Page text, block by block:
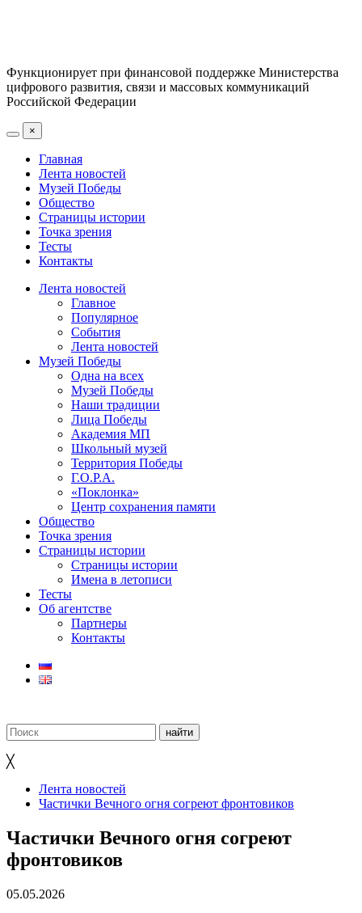
Функционирует при финансовой поддержке Министерства
цифрового развития, связи и массовых коммуникаций
Российской Федерации
×
Главная
Лента новостей
Музей Победы
Общество
Страницы истории
Точка зрения
Тесты
Контакты
Лента новостей
Главное
Популярное
События
Лента новостей
Музей Победы
Одна на всех
Музей Победы
Наши традиции
Лица Победы
Академия МП
Школьный музей
Территория Победы
Г.О.Р.А.
«Поклонка»
Центр сохранения памяти
Общество
Точка зрения
Страницы истории
Страницы истории
Имена в летописи
Тесты
Об агентстве
Партнеры
Контакты
╳
Лента новостей
Частички Вечного огня согреют фронтовиков
Частички Вечного огня согреют
фронтовиков
05.05.2026